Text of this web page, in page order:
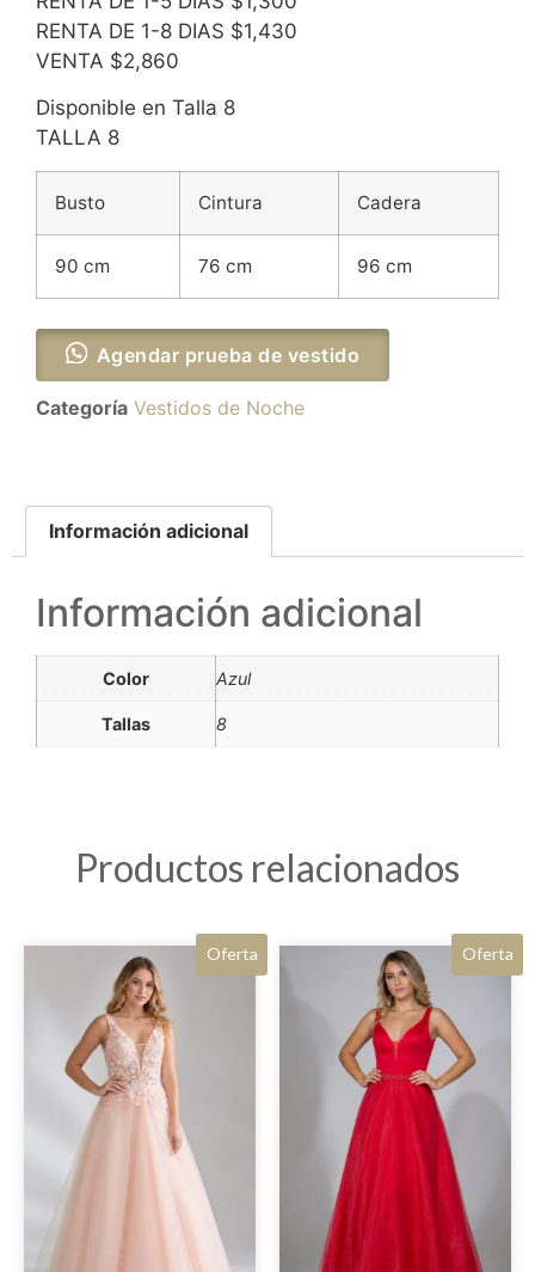
RENTA DE 1-8 DIAS $1,430
VENTA $2,860
Disponible en Talla 8
TALLA 8
Busto Cintura Cadera
90 cm 76 cm 96 cm
Agendar prueba de vestido
Categoría Vestidos de Noche
Información adicional
Información adicional
Color Azul
Tallas 8
Productos relacionados
Oferta Oferta